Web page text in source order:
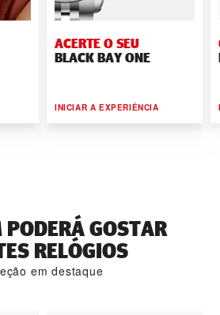
ACERTE O SEU
BLACK BAY ONE
INICIAR A EXPERIÊNCIA
GOSTAR
RELÓGIOS
em destaque